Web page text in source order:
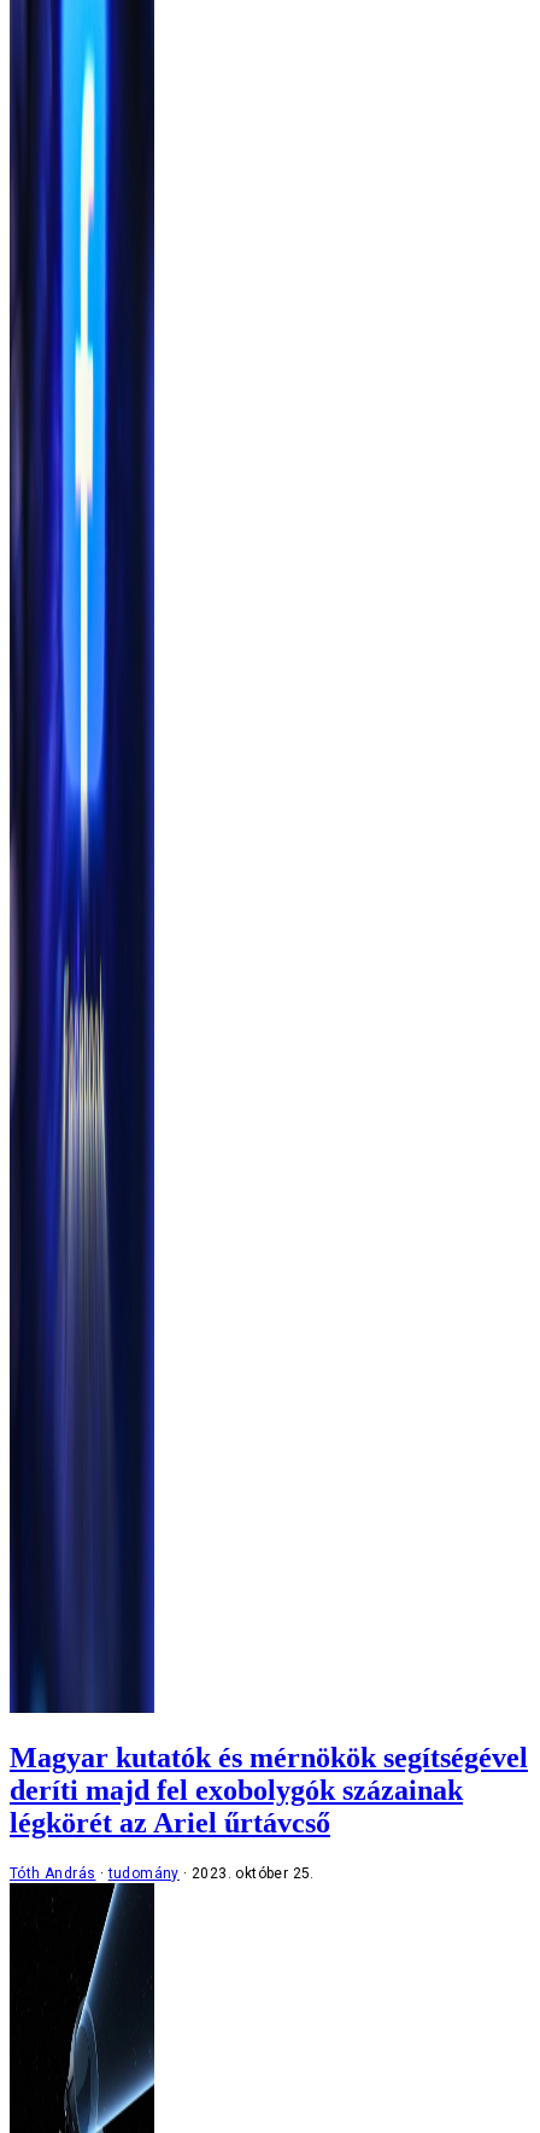
Magyar kutatók és mérnökök segítségével
deríti majd fel exobolygók százainak
légkörét az Ariel űrtávcső
Tóth András tudomány 2023. október 25.